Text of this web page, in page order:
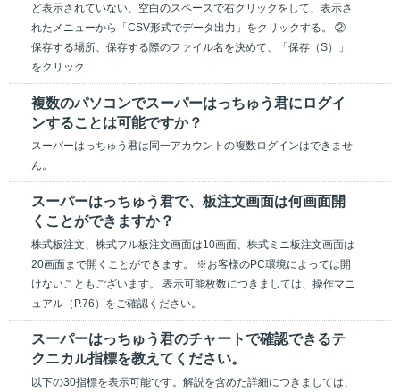
ど表示されていない、空白のスペースで右クリックをして、表示さ
れたメニューから「CSV形式でデータ出力」をクリックする。 ②
保存する場所、保存する際のファイル名を決めて、「保存（S）」
をクリック
複数のパソコンでスーパーはっちゅう君にログイ
ンすることは可能ですか？
スーパーはっちゅう君は同一アカウントの複数ログインはできませ
ん。
スーパーはっちゅう君で、板注文画面は何画面開
くことができますか？
株式板注文、株式フル板注文画面は10画面、株式ミニ板注文画面は
20画面まで開くことができます。 ※お客様のPC環境によっては開
けないこともございます。 表示可能枚数につきましては、操作マニ
ュアル（P.76）をご確認ください。
スーパーはっちゅう君のチャートで確認できるテ
クニカル指標を教えてください。
以下の30指標を表示可能です。解説を含めた詳細につきましては、